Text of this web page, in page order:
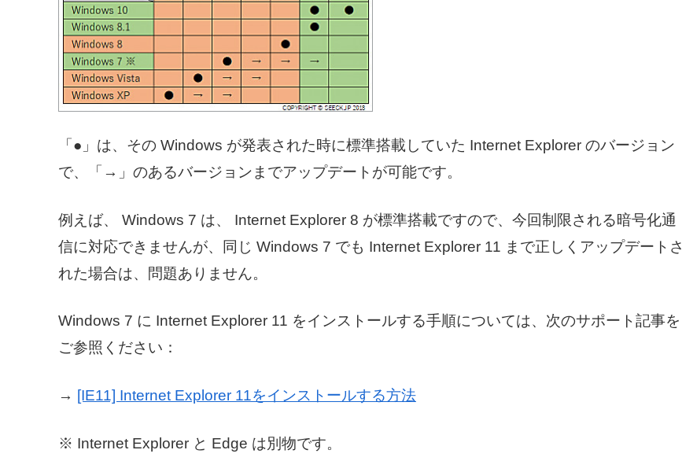
「●」は、その Windows が発表された時に標準搭載していた Internet Explorer のバージョン
で、「→」のあるバージョンまでアップデートが可能です。
例えば、 Windows 7 は、 Internet Explorer 8 が標準搭載ですので、今回制限される暗号化通
信に対応できませんが、同じ Windows 7 でも Internet Explorer 11 まで正しくアップデートさ
れた場合は、問題ありません。
Windows 7 に Internet Explorer 11 をインストールする手順については、次のサポート記事を
ご参照ください：
→ [IE11] Internet Explorer 11をインストールする方法
※ Internet Explorer と Edge は別物です。